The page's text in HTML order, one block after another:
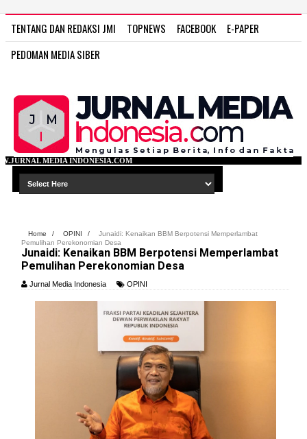
TENTANG DAN REDAKSI JMI TOPNEWS FACEBOOK
E-PAPER
PEDOMAN MEDIA SIBER
Home / OPINI /
Junaidi: Kenaikan BBM Berpotensi Memperlambat
Pemulihan Perekonomian Desa
Junaidi: Kenaikan BBM Berpotensi Memperlambat
Pemulihan Perekonomian Desa
Jurnal Media Indonesia OPINI